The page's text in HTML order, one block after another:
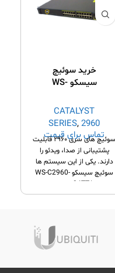
خرید سوئیچ
سیسکو WS-
CATALYST
SERIES,2960
Series
تماس برای قیمتسوئیچ های سری ۲۹۶۰ قابلیت
پشتیبانی از صدا، ویدئو را
دارند. یکی از این سیستم ها
سوئیچ سیسکو WS-C2960-
24TT-L است.